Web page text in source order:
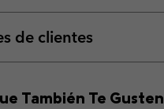
de clientes
También Te Gusten